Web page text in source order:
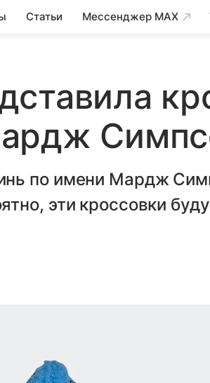
Статьи Мессенджер MAX
по имени Мардж
эти кроссовки